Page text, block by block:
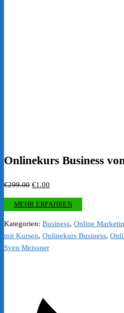
Onlinekurs Business
€299.00 Ursprünglicher
Preis
war:
€299.00
€1.00
Preis
ist:
€1.00.
MEHR ERFAHREN
Kategorien: Business, Online
mit Kursen, Onlinekurs Business,
Sven Meissner